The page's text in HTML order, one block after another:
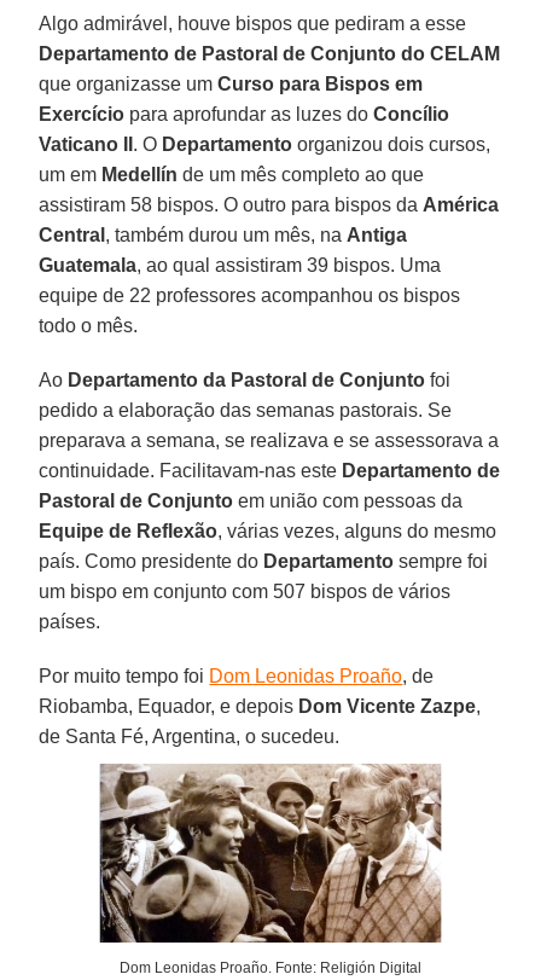
Algo admirável, houve bispos que pediram a esse
Departamento de Pastoral de Conjunto do CELAM
que organizasse umCurso para Bispos em
Exercício para aprofundar as luzes doConcílio
Vaticano II . O Departamento organizou dois cursos,
um em Medellín de um mês completo ao que
assistiram 58 bispos. O outro para bispos da América
Central , também durou um mês, na Antiga
Guatemala, ao qual assistiram 39 bispos. Uma
equipe de 22 professores acompanhou os bispos
todo o mês.
Ao Departamento da Pastoral de Conjunto foi
pedido a elaboração das semanas pastorais. Se
preparava a semana, se realizava e se assessorava a
continuidade. Facilitavam-nas este Departamento de
Pastoral de Conjunto em união com pessoas da
Equipe de Reflexão, várias vezes, alguns do mesmo
país. Como presidente do Departamento sempre foi
um bispo em conjunto com 507 bispos de vários
países.
Por muito tempo foi Dom Leonidas Proaño, de
Riobamba, Equador, e depois Dom Vicente Zazpe,
de Santa Fé, Argentina, o sucedeu.
Dom Leonidas Proaño. Fonte: Religión Digital